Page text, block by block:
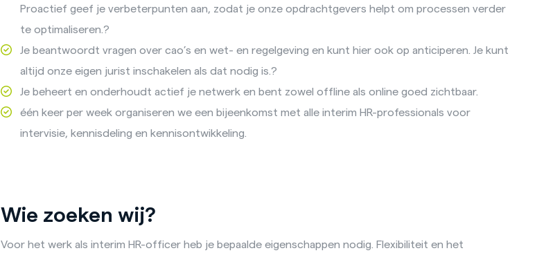
Proactief geef je verbeterpunten aan, zodat je onze opdrachtgevers helpt om processen verder
te optimaliseren.?
Je beantwoordt vragen over cao’s en wet- en regelgeving en kunt hier ook op anticiperen. Je kunt
altijd onze eigen jurist inschakelen als dat nodig is.?
Je beheert en onderhoudt actief je netwerk en bent zowel offline als online goed zichtbaar.
één keer per week organiseren we een bijeenkomst met alle interim HR-professionals voor
intervisie, kennisdeling en kennisontwikkeling.
Wie zoeken wij?
Voor het werk als interim HR-officer heb je bepaalde eigenschappen nodig. Flexibiliteit en het